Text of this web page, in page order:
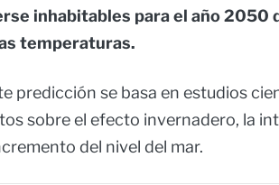
inhabitables para el año 2050
temperaturas.
predicción se basa en estudios
sobre el efecto invernadero, la
del nivel del mar.